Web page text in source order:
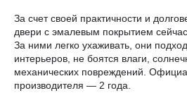
За счет своей практичности и
двери с эмалевым покрытием
За ними легко ухаживать, они
интерьеров, не боятся влаги,
механических повреждений.
производителя — 2 года.